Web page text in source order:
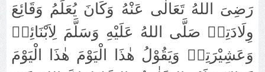
رَضِىَ اللهُ تَعَالٰى عَنْهُ وَكَانَ يُعَلِّمُ وَقَائِعَ
وِلَادَتِهٖ صَلَّى اللهُ عَلَيْهِ وَسَلَّمَ لِاَبْنَائِهٖ
وَعَشِيْرَتِهٖ وَيَقُوْلُ هٰذَا الْيَوْمَ هٰذَا الْيَوْمَ